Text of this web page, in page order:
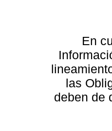
En
las
deben de